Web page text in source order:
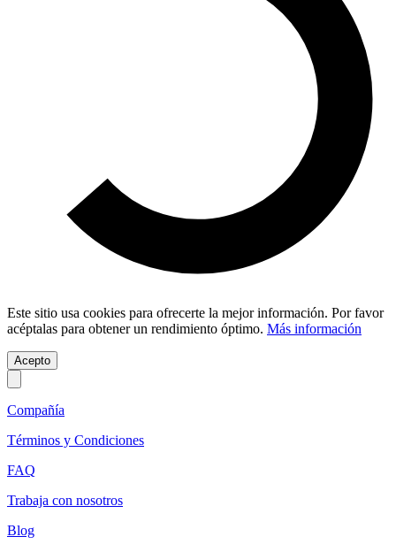
Este sitio usa cookies para ofrecerte la mejor información. Por favor
acéptalas para obtener un rendimiento óptimo. Más información
Acepto
Compañía
Términos y Condiciones
FAQ
Trabaja con nosotros
Blog